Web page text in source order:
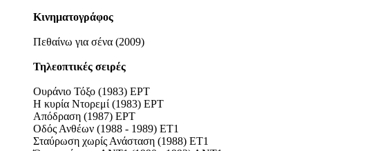
Κινηματογράφος
Πεθαίνω για σένα (2009)
Τηλεοπτικές σειρές
Ουράνιο Τόξο (1983) ΕΡΤ
Η κυρία Ντορεμί (1983) ΕΡΤ
Απόδραση (1987) ΕΡΤ
Οδός Ανθέων (1988 - 1989) ΕΤ1
Σταύρωση χωρίς Ανάσταση (1988) ΕΤ1